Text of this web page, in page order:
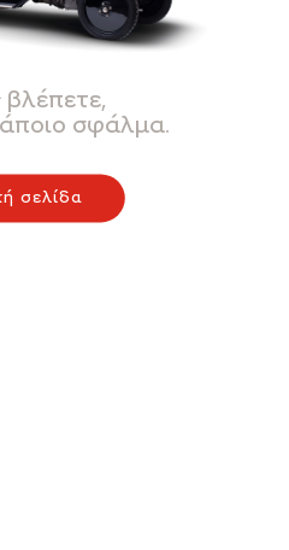
σφάλμα.
σελίδα